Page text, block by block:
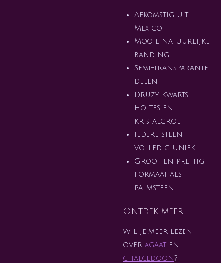
Afkomstig uit
Mexico
Mooie natuurlijke
banding
Semi-transparante
delen
Druzy kwarts
holtes en
kristalgroei
Iedere steen
volledig uniek
Groot en prettig
formaat als
palmsteen
Ontdek meer
Wil je meer lezen
overagaat en
chalcedoon?